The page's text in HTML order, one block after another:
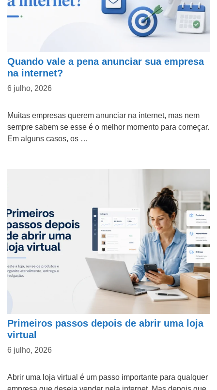
Quando vale a pena anunciar sua empresa
na internet?
6 julho, 2026
Muitas empresas querem anunciar na internet, mas nem
sempre sabem se esse é o melhor momento para começar.
Em alguns casos, os …
Primeiros passos depois de abrir uma loja
virtual
6 julho, 2026
Abrir uma loja virtual é um passo importante para qualquer